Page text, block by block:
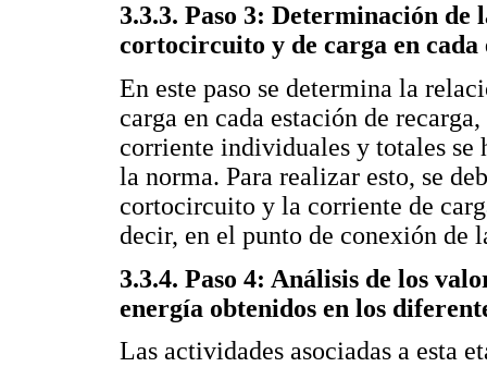
3.3.3. Paso 3: Determinación
cortocircuito y de carga en cada
En este paso se determina la
carga en cada estación de
corriente individuales y totales se
la norma. Para realizar esto, se
cortocircuito y la corriente de
decir, en el punto de conexión de
3.3.4. Paso 4: Análisis de los
energía obtenidos en los
Las actividades asociadas a esta